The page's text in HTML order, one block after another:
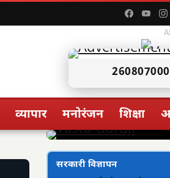
व्यापार मनोरंजन शिक्षा
सरकारी विज्ञापन